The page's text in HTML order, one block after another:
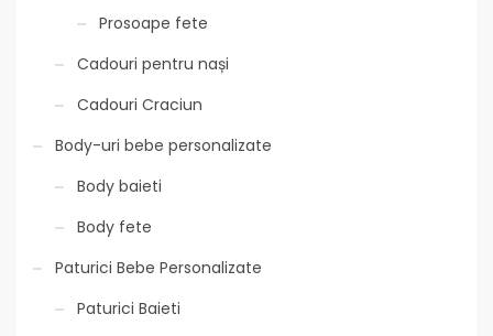
Prosoape fete
Cadouri pentru nași
Cadouri Craciun
Body-uri bebe personalizate
Body baieti
Body fete
Paturici Bebe Personalizate
Paturici Baieti